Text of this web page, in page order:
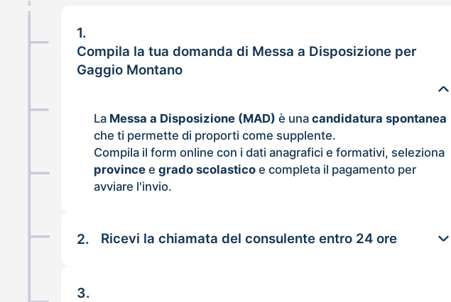
1.
Compila la tua domanda di Messa a Disposizione per
Gaggio Montano
La Messa a Disposizione (MAD) è unacandidatura spontanea
che ti permette di proporti come supplente.
Compila il form online con i dati anagrafici e formativi, seleziona
province egrado scolastico e completa il pagamento per
avviare l'invio.
2. Ricevi la chiamata del consulente entro 24 ore
3.